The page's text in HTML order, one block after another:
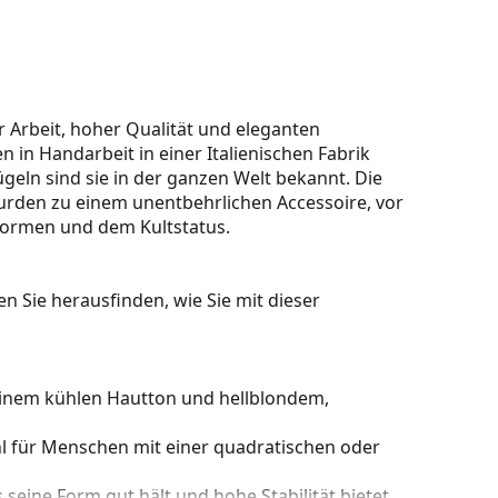
Arbeit, hoher Qualität und eleganten
in Handarbeit in einer Italienischen Fabrik
sind sie in der ganzen Welt bekannt. Die
zu einem unentbehrlichen Accessoire, vor
und dem Kultstatus.
Sie herausfinden, wie Sie mit dieser
kühlen Hautton und hellblondem,
für Menschen mit einer quadratischen oder